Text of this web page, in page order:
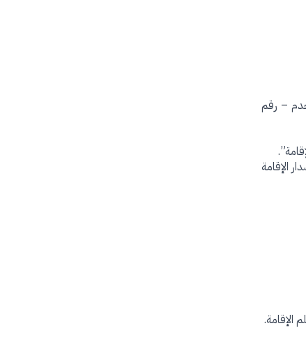
– رقم
الإقامة
الإقامة.